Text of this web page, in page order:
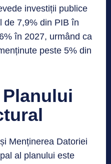
investiții publice
de 7,9% din PIB în
în 2027, urmând ca
peste 5% din
Menținerea Datoriei
al planului este